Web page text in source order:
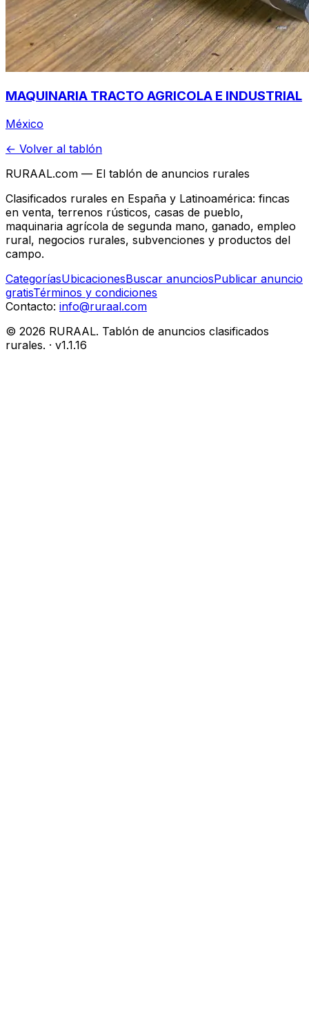
MAQUINARIA TRACTO AGRICOLA E INDUSTRIAL
México
← Volver al tablón
RURAAL.com — El tablón de anuncios rurales
Clasificados rurales en España y Latinoamérica: fincas
en venta, terrenos rústicos, casas de pueblo,
maquinaria agrícola de segunda mano, ganado, empleo
rural, negocios rurales, subvenciones y productos del
campo.
CategoríasUbicacionesBuscar anunciosPublicar anuncio
gratisTérminos y condiciones
Contacto: info@ruraal.com
© 2026 RURAAL. Tablón de anuncios clasificados
rurales. · v1.1.16